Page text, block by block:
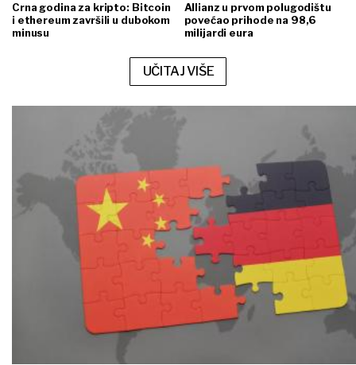
Crna godina za kripto: Bitcoin
i ethereum završili u dubokom
minusu
Allianz u prvom polugodištu
povećao prihode na 98,6
milijardi eura
UČITAJ VIŠE